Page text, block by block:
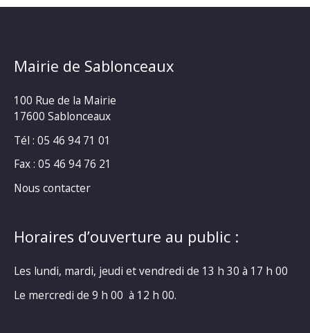
Mairie de Sablonceaux
100 Rue de la Mairie
17600 Sablonceaux
Tél : 05 46 94 71 01
Fax : 05 46 94 76 21
Nous contacter
Horaires d’ouverture au public :
Les lundi, mardi, jeudi et vendredi de 13 h 30 à 17 h 00
Le mercredi de 9 h 00 à 12 h 00.